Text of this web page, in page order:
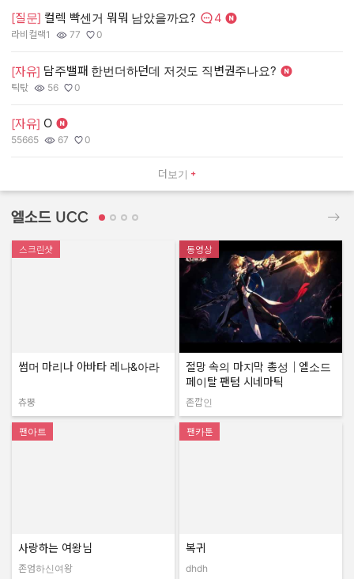
더보기
[질문] 컬렉 빡센거 뭐뭐 남았을까요? 댓글수:
4
작성자:
라비컬랙1
조회수:
77
추천수:
0
[자유] 담주밸패 한번더하던데 저것도 직변권주나요?
작성자:
틱탃
조회수:
56
추천수:
0
[자유] O
작성자:
55665
조회수:
67
추천수:
0
엘소드 UCC
스크린샷
썸머 마리나 아바타 레나&아라
작성자:
츄뿡
동영상
절망 속의 마지막 총성｜엘소드
페이탈 팬텀 시네마틱
작성자:
존깝인
팬아트
사랑하는 여왕님
존엄하신여왕
팬카툰
복귀
dhdh